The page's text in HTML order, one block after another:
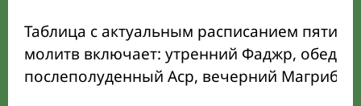
Таблица с актуальным расписанием пяти
молитв включает: утренний Фаджр,
послеполуденный Аср, вечерний Магриб